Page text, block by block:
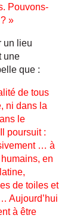
Pouvons-
»
un lieu
une
que :
de tous
ni dans la
le
poursuit :
… à
en
de toiles et
Aujourd’hui
à être